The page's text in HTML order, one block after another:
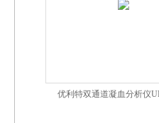
优利特双通道凝血分析仪